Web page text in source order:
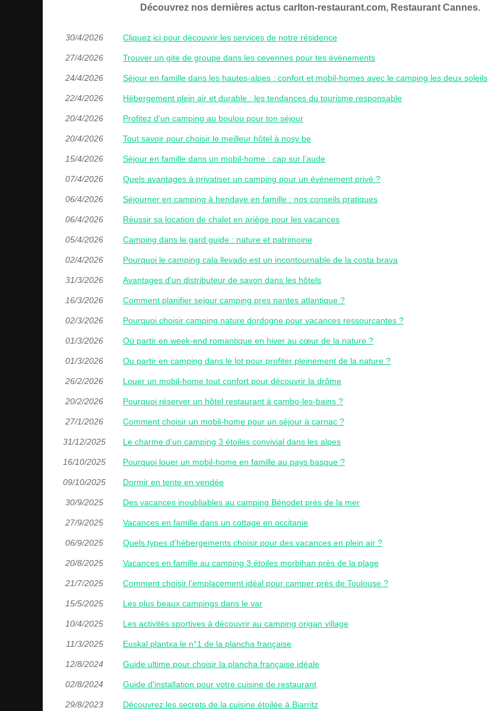
Découvrez nos dernières actus carlton-restaurant.com, Restaurant Cannes.
30/4/2026 Cliquez ici pour découvrir les services de notre résidence
27/4/2026 Trouver un gite de groupe dans les cevennes pour tes événements
24/4/2026 Séjour en famille dans les hautes-alpes : confort et mobil-homes avec le camping les deux soleils
22/4/2026 Hébergement plein air et durable : les tendances du tourisme responsable
20/4/2026 Profitez d'un camping au boulou pour ton séjour
20/4/2026 Tout savoir pour choisir le meilleur hôtel à nosy be
15/4/2026 Séjour en famille dans un mobil-home : cap sur l’aude
07/4/2026 Quels avantages à privatiser un camping pour un événement privé ?
06/4/2026 Séjourner en camping à hendaye en famille : nos conseils pratiques
06/4/2026 Réussir sa location de chalet en ariège pour les vacances
05/4/2026 Camping dans le gard guide : nature et patrimoine
02/4/2026 Pourquoi le camping cala llevado est un incontournable de la costa brava
31/3/2026 Avantages d'un distributeur de savon dans les hôtels
16/3/2026 Comment planifier sejour camping pres nantes atlantique ?
02/3/2026 Pourquoi choisir camping nature dordogne pour vacances ressourcantes ?
01/3/2026 Où partir en week-end romantique en hiver au cœur de la nature ?
01/3/2026 Ou partir en camping dans le lot pour profiter pleinement de la nature ?
26/2/2026 Louer un mobil-home tout confort pour découvrir la drôme
20/2/2026 Pourquoi réserver un hôtel restaurant à cambo-les-bains ?
27/1/2026 Comment choisir un mobil-home pour un séjour à carnac ?
31/12/2025 Le charme d’un camping 3 étoiles convivial dans les alpes
16/10/2025 Pourquoi louer un mobil-home en famille au pays basque ?
09/10/2025 Dormir en tente en vendée
30/9/2025 Des vacances inoubliables au camping Bénodet près de la mer
27/9/2025 Vacances en famille dans un cottage en occitanie
06/9/2025 Quels types d’hébergements choisir pour des vacances en plein air ?
20/8/2025 Vacances en famille au camping 3 étoiles morbihan près de la plage
21/7/2025 Comment choisir l’emplacement idéal pour camper près de Toulouse ?
15/5/2025 Les plus beaux campings dans le var
10/4/2025 Les activités sportives à découvrir au camping origan village
11/3/2025 Euskal plantxa le n°1 de la plancha française
12/8/2024 Guide ultime pour choisir la plancha française idéale
02/8/2024 Guide d'installation pour votre cuisine de restaurant
29/8/2023 Découvrez les secrets de la cuisine étoilée à Biarritz